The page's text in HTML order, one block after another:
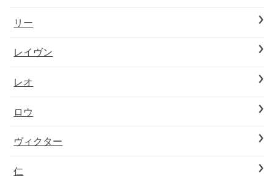
リー
レイヴン
レオ
ロウ
ヴィクター
仁